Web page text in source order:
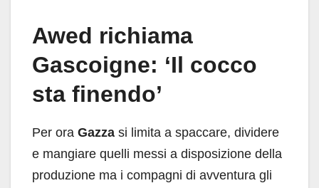
Awed richiama
Gascoigne: ‘Il cocco
sta finendo’
Per ora Gazza si limita a spaccare, dividere
e mangiare quelli messi a disposizione della
produzione ma i compagni di avventura gli